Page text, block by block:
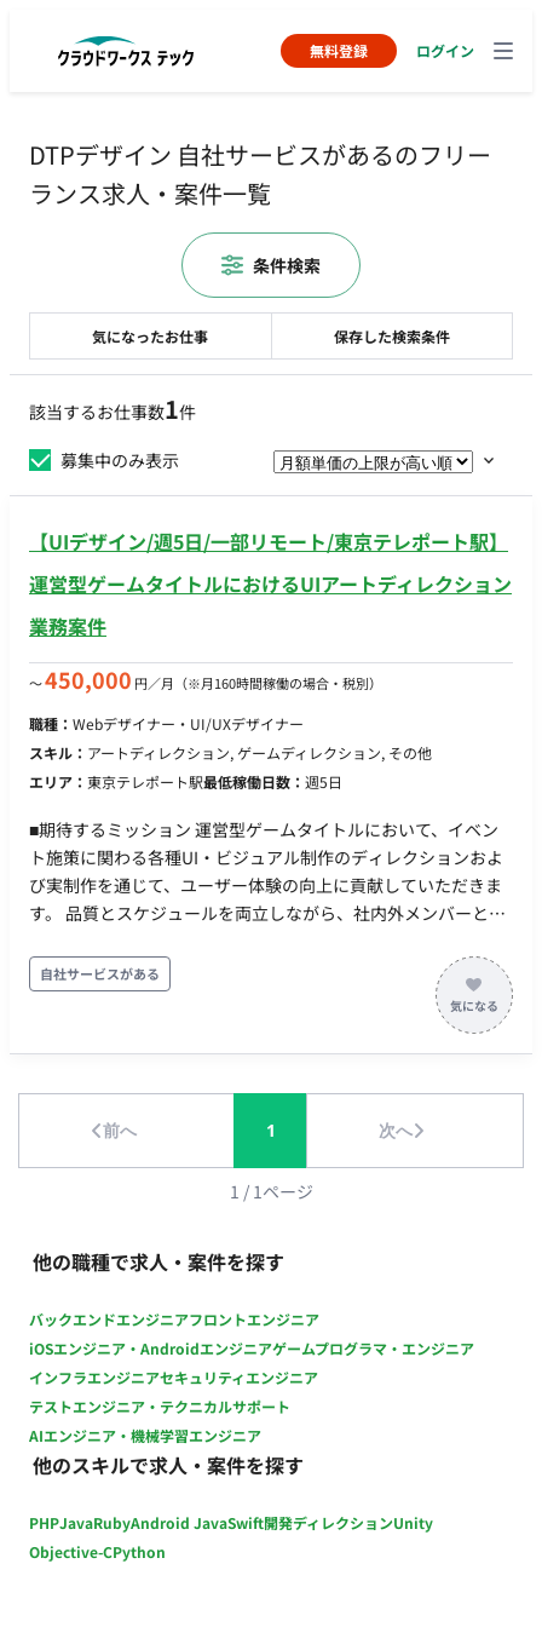
無料登録 ログイン
DTPデザイン 自社サービスがあるのフリー
ランス求人・案件一覧
該当するお仕事数1件
募集中のみ表示
【UIデザイン/週5日/一部リモート/東京テレポート駅】
運営型ゲームタイトルにおけるUIアートディレクション
業務案件
〜450,000 円／月 （※月160時間稼働の場合・税別）
職種： Webデザイナー・UI/UXデザイナー
スキル： アートディレクション, ゲームディレクション, その他
エリア： 東京テレポート駅最低稼働日数： 週5日
■期待するミッション 運営型ゲームタイトルにおいて、イベン
ト施策に関わる各種UI・ビジュアル制作のディレクションおよ
び実制作を通じて、ユーザー体験の向上に貢献していただきま
す。 品質とスケジュールを両立しながら、社内外メンバーと連
です。 ■業務内容・担当工程 【イベント施策に関わるデザイン
制作】 ・ロゴデザイン、アイコン制作など各種クリエイティブ
制作 ・UIパーツやビジュアル素材の作成 担当工程：実装・テス
ト 【クオリティコントロール（アートディレクション業務）】
【進行管理・折衝業務】 ・セクションメンバーのスケジュール
管理 ・外部協力会社との折衝、スケジュール調整 ・社内外との
調整業務 担当工程：要件定義・保守運用 ■チーム体制 ・アート
環境 プログラミング言語 ・該当なし インフラ ・該当なし ■働
き方 ・稼働量：週5日 ・リモート稼働：一部リモート（週3日出
自社サービスがある
前へ 1 次へ
1 / 1ページ
他の職種で求人・案件を探す
バックエンドエンジニアフロントエンジニア
iOSエンジニア・Androidエンジニアゲームプログラマ・エンジニア
インフラエンジニアセキュリティエンジニア
テストエンジニア・テクニカルサポート
AIエンジニア・機械学習エンジニア
他のスキルで求人・案件を探す
PHPJavaRubyAndroid JavaSwift開発ディレクションUnity
Objective-CPython
気になったお仕事 保存した検索条件
条件検索